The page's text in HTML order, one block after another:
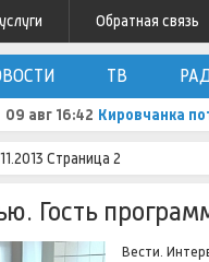
Обратная связь
ТВ
09 авг 16:42 Кировчанка
Страница 2
Гость
Вести.